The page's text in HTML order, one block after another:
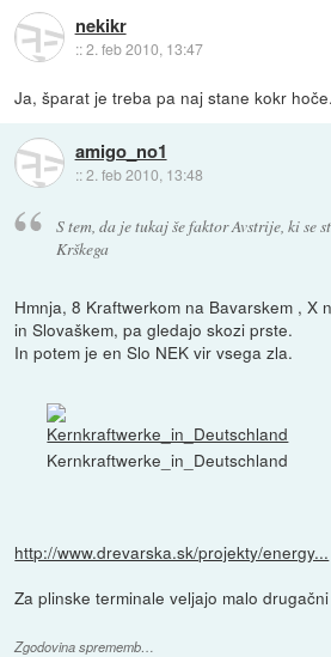
nekikr
::2. feb 2010, 13:47
Ja, šparat je treba pa naj stane kokr
amigo_no1
::2. feb 2010, 13:48
S tem, da je tukaj še faktor Avstrije, ki se
Krškega
Hmnja, 8 Kraftwerkom na Bavarskem , X
in Slovaškem, pa gledajo skozi prste.
In potem je en Slo NEK vir vsega zla.
Kernkraftwerke_in_Deutschland
http://www.drevarska.sk/projekty/energy...
Za plinske terminale veljajo malo
Zgodovina sprememb…